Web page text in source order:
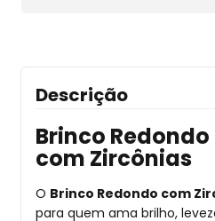
Descrição
Brinco
com Zircônias
O Brinco Redondo com
para quem ama brilho,